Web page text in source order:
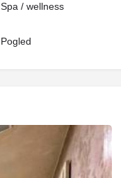
Spa / wellness
Pogled